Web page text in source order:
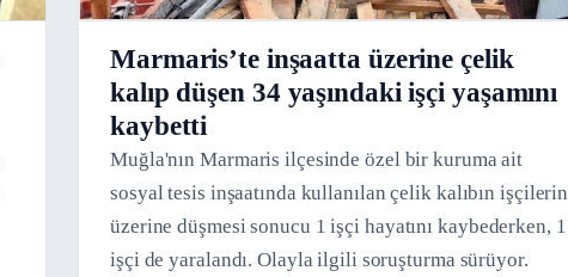
Marmaris’te inşaatta üzerine çelik
kalıp düşen 34 yaşındaki işçi yaşamını
kaybetti
Muğla'nın Marmaris ilçesinde özel bir kuruma ait
sosyal tesis inşaatında kullanılan çelik kalıbın işçilerin
üzerine düşmesi sonucu 1 işçi hayatını kaybederken, 1
işçi de yaralandı. Olayla ilgili soruşturma sürüyor.